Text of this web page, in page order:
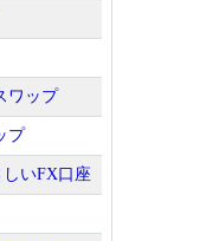
ワップ
プ
いFX口座